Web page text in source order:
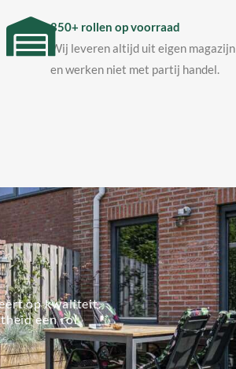
850+ rollen op voorraad
Wij leveren altijd uit eigen magazijn
en werken niet met partij handel.
op kwaliteit.
een rol